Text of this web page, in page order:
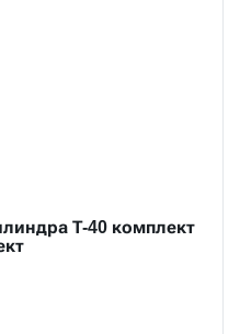
Т-40 комплект